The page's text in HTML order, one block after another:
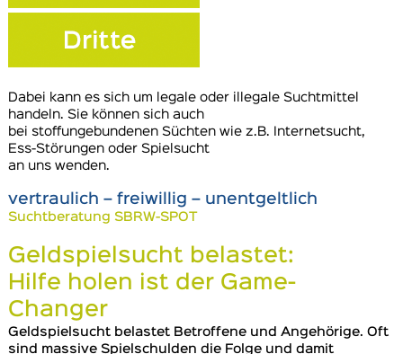
Dabei kann es sich um legale oder illegale Suchtmittel
handeln. Sie können sich auch
bei stoffungebundenen Süchten wie z.B. Internetsucht,
Ess-Störungen oder Spielsucht
an uns wenden.
vertraulich – freiwillig – unentgeltlich
Suchtberatung SBRW-SPOT
Geldspielsucht belastet:
Hilfe holen ist der Game-
Changer
Geldspielsucht belastet Betroffene und Angehörige. Oft
sind massive Spielschulden die Folge und damit